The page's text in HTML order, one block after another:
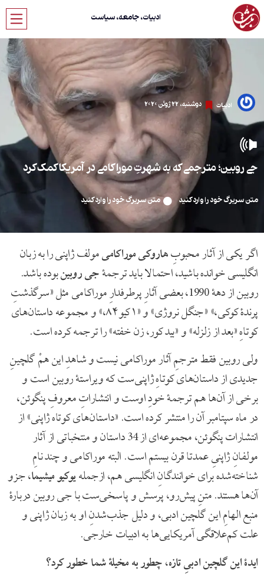
ادبیات، جامعه، سیاست
ادبیات دوشنبه، 22 ژوئن 2020
جی روبین؛ مترجمی که به شهرتِ موراکامی در آمریکا کمک کرد
متن سربرگ خود را وارد کنید متن سربرگ خود را وارد کنید
اگر یکی از آثار محبوبِهاروکی موراکامیمولف ژاپنی را به زبان
انگلیسی خوانده باشید، احتمالا باید ترجمۀجی روبینبوده باشد.
روبین از دهۀ 1990، بعضی آثارِ پرطرفدارِ موراکامی مثل «سرگذشتِ
پرندۀ کوکی،» «جنگل نروژی» و «۱کیو۸۴،» و مجموعه داستان‌های
کوتاهِ «بعد از زلزله» و «بید کور، زن خفته» را ترجمه کرده است.
ولی روبین فقط مترجمِ آثار موراکامی نیست و شاهدِ این همْ گلچینِ
جدیدی از داستان‌های کوتاهِ ژاپنی‌ست که ویراستۀ روبین است و
برخی از آن‌ها هم ترجمۀ خودِ اوست و انتشاراتِ معروفِ پنگوئن،
در ماه سپتامبر آن را منتشر کرده است. «داستان‌های کوتاه ژاپنی» از
انتشارات پنگوئن، مجموعه‌ای از 34 داستان و منتخباتی از آثار
مولفانِ ژاپنیِ عمدتا قرن بیستم است. البته موراکامی و چند نامِ
شناخته‌شده برای خوانندگانِ انگلیسی هم، ازجملهیوکیو میشیما، جزو
آن‌ها هستند. متنِ پیش‌رو، پرسش و پاسخی‌ست با جی روبین دربارۀ
منبع الهامِ این گلچین ادبی، و دلیل جذب‌شدنِ او به زبان ژاپنی و
علت کم‌علاقگی آمریکایی‌ها به ادبیات خارجی.
ایدۀ این گلچین ادبیِ تازه، چطور به مخیلۀ شما خطور کرد؟